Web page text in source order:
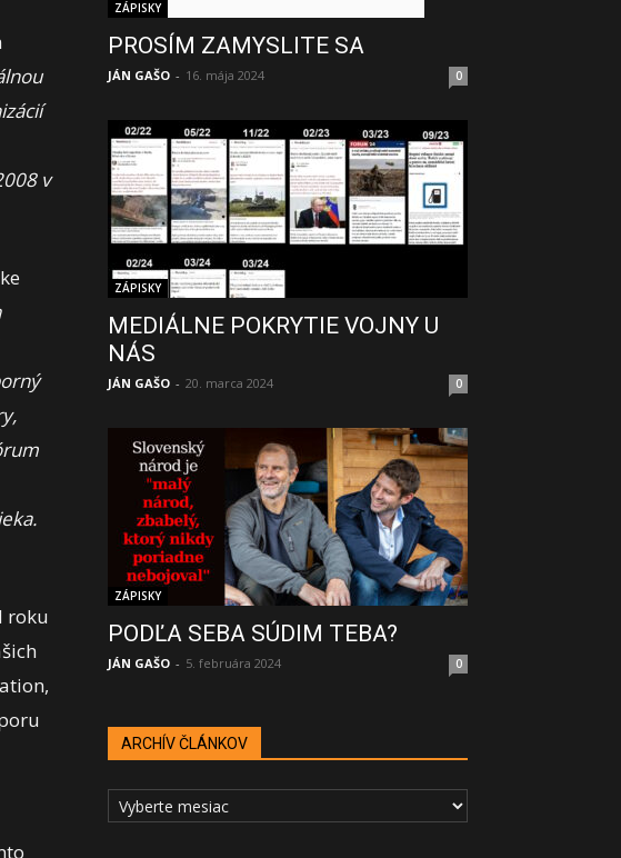
v
roku
ZÁPISKY
PROSÍM ZAMYSLITE SA
JÁN GAŠO - 16. mája 2024 0
ZÁPISKY
MEDIÁLNE POKRYTIE VOJNY U
NÁS
JÁN GAŠO - 20. marca 2024 0
ZÁPISKY
PODĽA SEBA SÚDIM TEBA?
JÁN GAŠO - 5. februára 2024 0
ARCHÍV ČLÁNKOV
ARCHÍV
ČLÁNKOV